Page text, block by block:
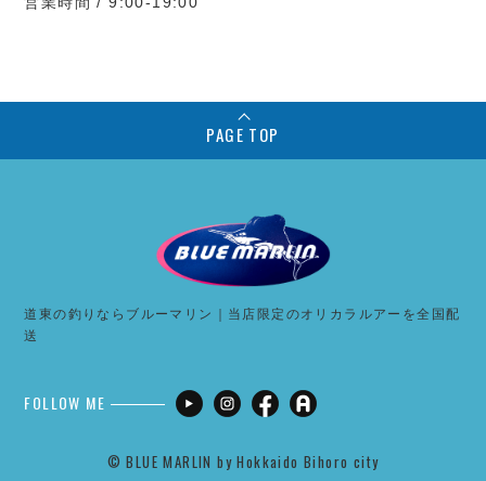
PAGE TOP
道東の釣りならブルーマリン｜当店限定のオリカラルアーを全国配
送
FOLLOW ME
©︎ BLUE MARLIN by Hokkaido Bihoro city